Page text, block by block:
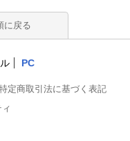
に戻る
PC
定商取引法に基づく表記